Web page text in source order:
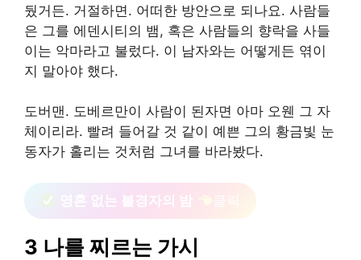
뒀거든. 거절하면. 어떠한 방안으로 되나요. 사람들
은 그를 에덴시티의 뱀, 혹은 사람들의 향락을 사들
이는 악마라고 불렀다. 이 남자와는 어떻게든 엮이
지 말아야 했다.
도버맨. 도베르만이 사람이 된자면 아마 오웬 그 자
체이리라. 빨려 들어갈 것 같이 예쁜 그의 황금빛 눈
동자가 홀리는 것처럼 그녀를 바라봤다.
영혼 없는 불경자의 밤
3 나를 찌르는 가시